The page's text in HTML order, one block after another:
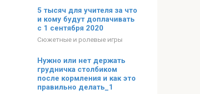
5 тысяч для учителя за что
и кому будут доплачивать
с 1 сентября 2020
Сюжетные и ролевые игры
Нужно или нет держать
грудничка столбиком
после кормления и как это
правильно делать_1